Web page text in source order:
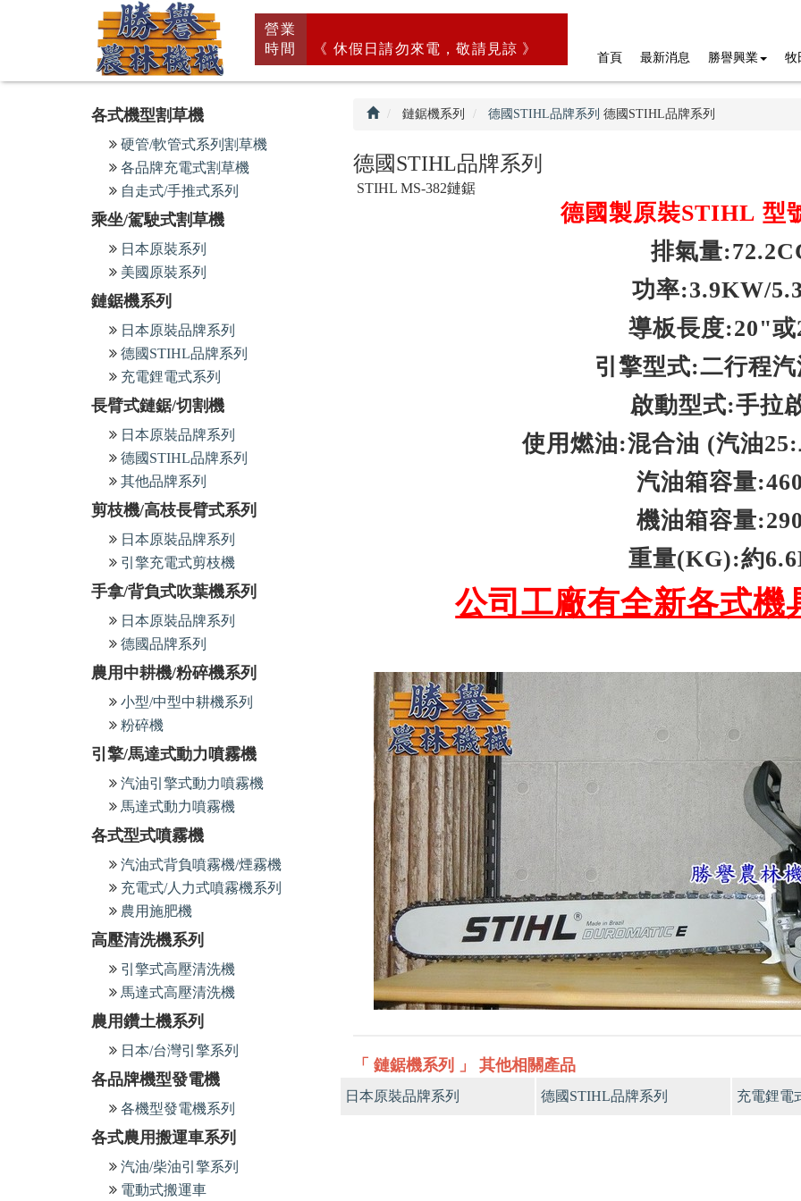
回
首
頁
營業
時間
《 休假日請勿來電，敬請見諒 》
首頁 最新消息 勝譽興業 牧
各式機型割草機
硬管/軟管式系列割草機
各品牌充電式割草機
自走式/手推式系列
乘坐/駕駛式割草機
日本原裝系列
美國原裝系列
鏈鋸機系列
日本原裝品牌系列
德國STIHL品牌系列
充電鋰電式系列
長臂式鏈鋸/切割機
日本原裝品牌系列
德國STIHL品牌系列
其他品牌系列
剪枝機/高枝長臂式系列
日本原裝品牌系列
引擎充電式剪枝機
手拿/背負式吹葉機系列
日本原裝品牌系列
德國品牌系列
農用中耕機/粉碎機系列
小型/中型中耕機系列
粉碎機
引擎/馬達式動力噴霧機
汽油引擎式動力噴霧機
馬達式動力噴霧機
各式型式噴霧機
汽油式背負噴霧機/煙霧機
充電式/人力式噴霧機系列
農用施肥機
高壓清洗機系列
引擎式高壓清洗機
馬達式高壓清洗機
農用鑽土機系列
日本/台灣引擎系列
各品牌機型發電機
各機型發電機系列
各式農用搬運車系列
汽油/柴油引擎系列
電動式搬運車
鏈鋸機系列 德國STIHL品牌系列 德國STIHL品牌系列
德國STIHL品牌系列
STIHL MS-382鏈鋸
德國製原裝STIHL 型
排氣量
功率:3.9KW/
導板長度:20"
引擎型式:二行程
啟動型式:手拉
使用燃油:混合油 (汽油
汽油箱容量
機油箱容量
重量(KG):約
公司工廠有全新各式機
「 鏈鋸機系列 」 其他相關產品
日本原裝品牌系列 德國STIHL品牌系列 充電鋰電